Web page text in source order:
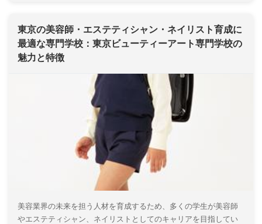
東京の美容師・エステティシャン・ネイリスト育成に
最適な専門学校：東京ビューティーアート専門学校の
魅力と特徴
美容業界の未来を担う人材を育成するため、多くの学生が美容師
やエステティシャン、ネイリストとしてのキャリアを目指してい